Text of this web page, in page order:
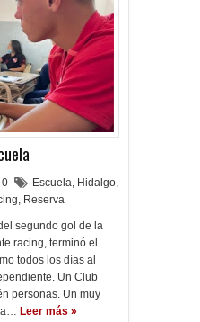
0 Escuela, Hidalgo,
, Reserva
segundo gol de la
racing, terminó el
todos los días al
Un Club
personas. Un muy
a… Leer más »